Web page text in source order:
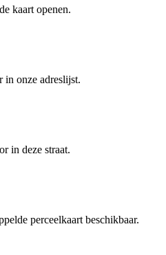
kaart openen.
in onze adreslijst.
in deze straat.
perceelkaart beschikbaar.